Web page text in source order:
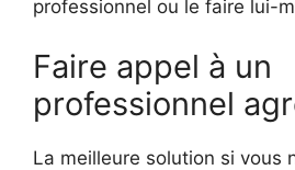
professionnel ou le faire lui-
Faire appel à un
professionnel
La meilleure solution si vous